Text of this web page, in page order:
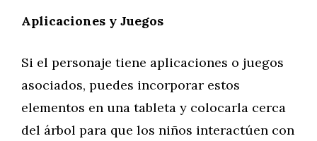
Aplicaciones y Juegos
Si el personaje tiene aplicaciones o juegos
asociados, puedes incorporar estos
elementos en una tableta y colocarla cerca
del árbol para que los niños interactúen con